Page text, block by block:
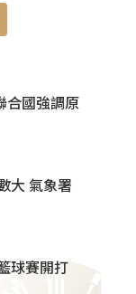
合國強調原
大 氣象署
球賽開打